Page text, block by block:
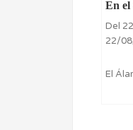
En el
Del
22/
El